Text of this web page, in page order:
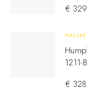
€
1211-
€